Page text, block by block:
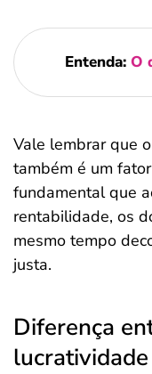
Entenda: O
Vale lembrar que
também é um
fundamental que
rentabilidade, os
mesmo tempo
justa.
Diferença
lucratividade